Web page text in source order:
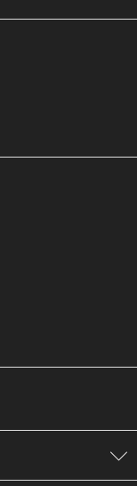
stap je